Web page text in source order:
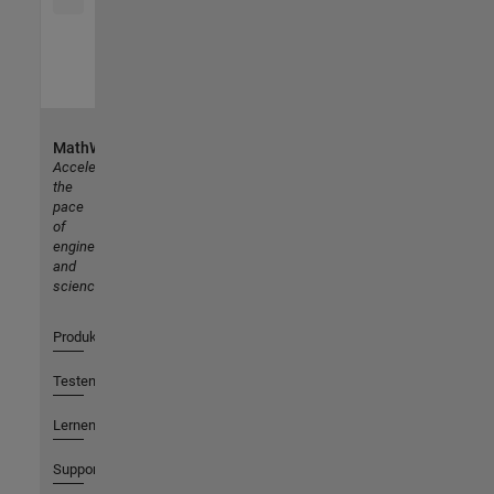
MathWorks
Accelerating
the
pace
of
engineering
and
science
Produkte
Testen oder Kaufen
Lernen
Support